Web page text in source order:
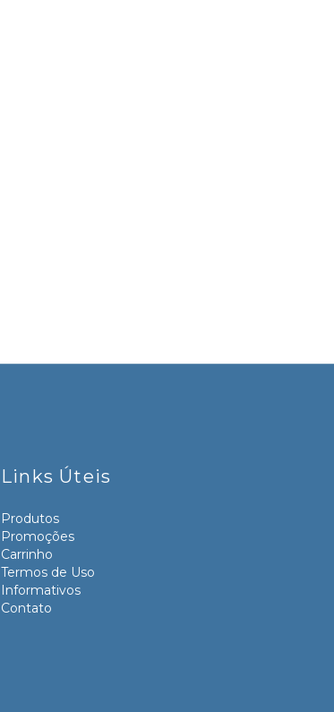
Links Úteis
Produtos
Promoções
Carrinho
Termos de Uso
Informativos
Contato